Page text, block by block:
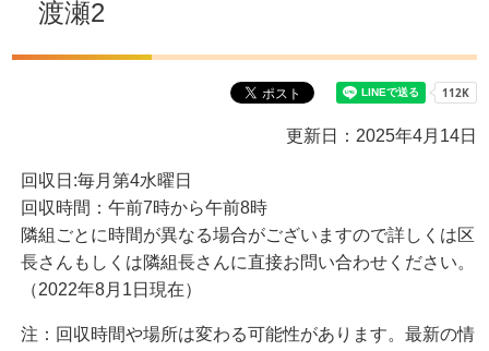
渡瀬2
更新日：2025年4月14日
回収日:毎月第4水曜日
回収時間：午前7時から午前8時
隣組ごとに時間が異なる場合がございますので詳しくは区
長さんもしくは隣組長さんに直接お問い合わせください。
（2022年8月1日現在）
注：回収時間や場所は変わる可能性があります。最新の情